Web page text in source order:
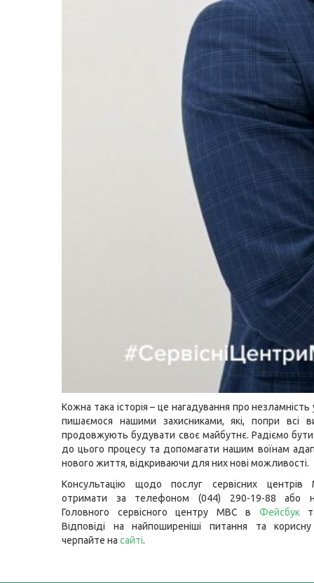
Кожна така історія – це нагадування про незламність
пишаємося нашими захисниками, які, попри всі
продовжують будувати своє майбутнє. Радіємо
до цього процесу та допомагати нашим воїнам
нового життя, відкриваючи для них нові можливості.
Консультацію щодо послуг сервісних
отримати за телефоном (044) 290-19-88 або
Головного сервісного центру МВС в Фейсбук
Відповіді на найпоширеніші питання та
черпайте на сайті.